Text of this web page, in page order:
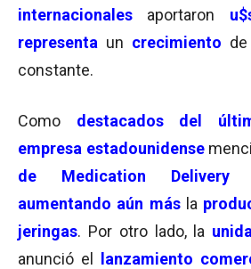
internacionales
aportaron
representa un crecimiento de
constante.
Como destacados del
empresa estadounidense
de Medication Delivery
aumentando aún másla
jeringas. Por otro lado, la
anunció el
lanzamiento